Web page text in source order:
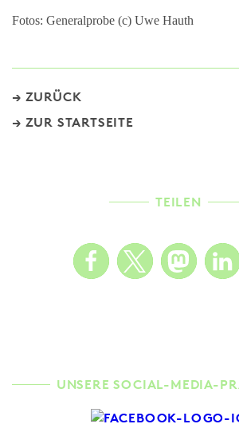
Fotos: Generalprobe (c) Uwe Hauth
ZURÜCK
ZUR STARTSEITE
TEILEN
UNSERE SOCIAL-MEDIA-